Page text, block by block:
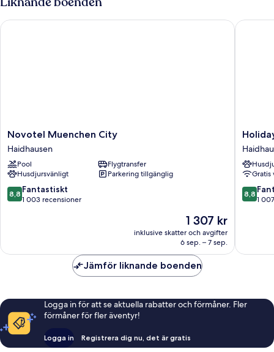
view
Novotel
Muenchen
City
Haidhausen
Novotel Muenchen City
Haidhausen
Pool
Flygtransfer
Husdjursvänligt
Parkering tillgänglig
8.8
av
8,8 Fantastiskt
1 003 recensioner
Priset
1 307 kr
1 307 kr
inklusive skatter och avgifter
6 sep. – 7 sep.
Novotel Muenchen City
Holiday
Inn
Munich
-
City
Centre
by
8.8
av
8,8
1
Holiday
Jämför liknande boenden
Logga in för att se aktuella rabatter och förmåner. Fler
förmåner för fler äventyr!
Logga in Registrera dig nu, det är gratis